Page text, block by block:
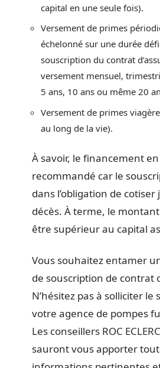
capital en une seule fois).
Versement de primes
échelonné sur une durée
souscription du contrat
versement mensuel,
5 ans, 10 ans ou même 20
Versement de primes
au long de la vie).
À savoir, le financement
recommandé car le
dans l’obligation de cotiser
décès. À terme, le
être supérieur au capital
Vous souhaitez entamer
de souscription de contrat
N’hésitez pas à solliciter le
votre agence de pompes
Les conseillers ROC
sauront vous apporter